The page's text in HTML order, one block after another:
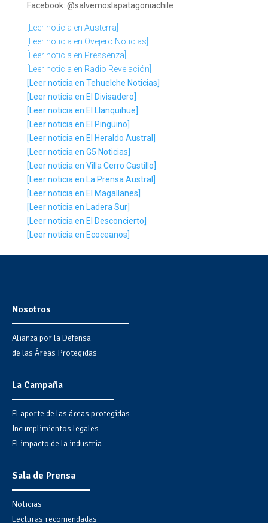
Facebook: @salvemoslapatagoniachile
[Leer noticia en Austerra]
[Leer noticia en Ovejero Noticias]
[Leer noticia en Pressenza]
[Leer noticia en Radio Revelación]
[Leer noticia en Tehuelche Noticias]
[Leer noticia en El Divisadero]
[Leer noticia en El Llanquihue]
[Leer noticia en El Pingüino]
[Leer noticia en El Heraldo Austral]
[Leer noticia en G5 Noticias]
[Leer noticia en Villa Cerro Castillo]
[Leer noticia en La Prensa Austral]
[Leer noticia en El Magallanes]
[Leer noticia en Ladera Sur]
[Leer noticia en El Desconcierto]
[Leer noticia en Ecoceanos]
Nosotros
Alianza por la Defensa
de las Áreas Protegidas
La Campaña
El aporte de las áreas protegidas
Incumplimientos legales
El impacto de la industria
Sala de Prensa
Noticias
Lecturas recomendadas